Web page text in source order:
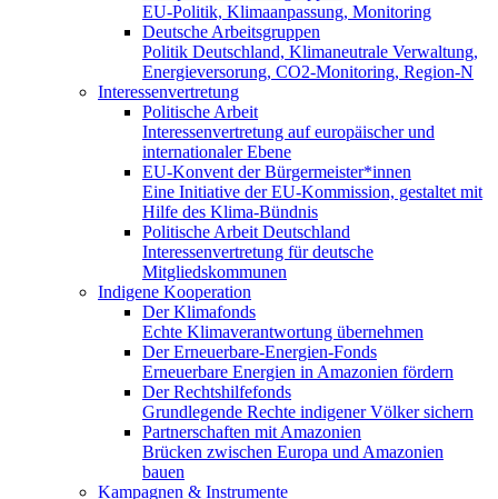
EU-Politik, Klimaanpassung, Monitoring
Deutsche Arbeitsgruppen
Politik Deutschland, Klimaneutrale Verwaltung,
Energieversorung, CO2-Monitoring, Region-N
Interessenvertretung
Politische Arbeit
Interessenvertretung auf europäischer und
internationaler Ebene
EU-Konvent der Bürgermeister*innen
Eine Initiative der EU-Kommission, gestaltet mit
Hilfe des Klima-Bündnis
Politische Arbeit Deutschland
Interessenvertretung für deutsche
Mitgliedskommunen
Indigene Kooperation
Der Klimafonds
Echte Klimaverantwortung übernehmen
Der Erneuerbare-Energien-Fonds
Erneuerbare Energien in Amazonien fördern
Der Rechtshilfefonds
Grundlegende Rechte indigener Völker sichern
Partnerschaften mit Amazonien
Brücken zwischen Europa und Amazonien
bauen
Kampagnen & Instrumente